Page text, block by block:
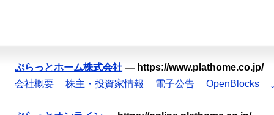
ぷらっとホーム株式会社 — https://www.plathome.co.jp/
会社概要
株主・投資家情報 電子公告 OpenBlocks